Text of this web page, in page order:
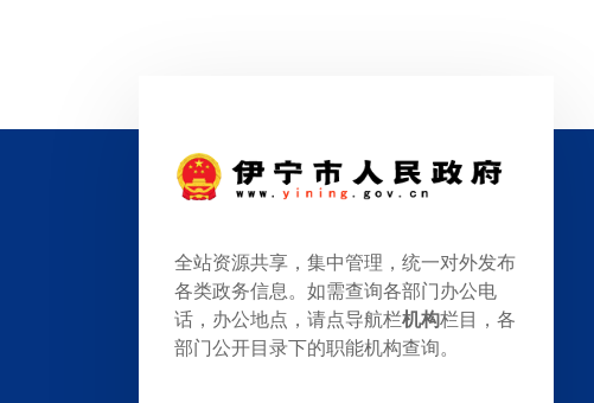
全站资源共享，集中管理，统一对外发布
各类政务信息。如需查询各部门办公电
话，办公地点，请点导航栏机构栏目，各
部门公开目录下的职能机构查询。